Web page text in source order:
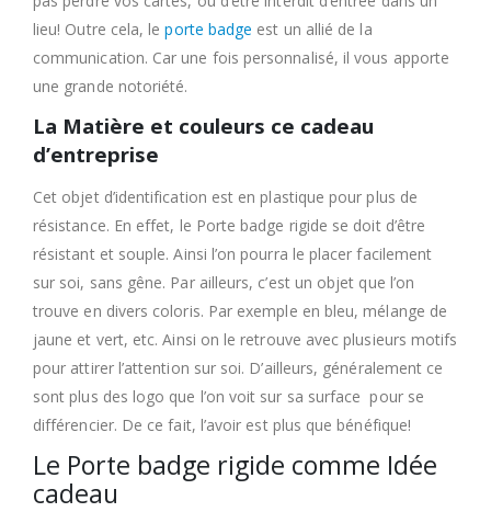
lieu! Outre cela, leporte badge est un allié de la
communication. Car une fois personnalisé, il vous apporte
une grande notoriété.
La Matière et couleurs ce cadeau
d’entreprise
Cet objet d’identification est en plastique pour plus de
résistance. En effet, le Porte badge rigide se doit d’être
résistant et souple. Ainsi l’on pourra le placer facilement
sur soi, sans gêne. Par ailleurs, c’est un objet que l’on
trouve en divers coloris. Par exemple en bleu, mélange de
jaune et vert, etc. Ainsi on le retrouve avec plusieurs motifs
pour attirer l’attention sur soi. D’ailleurs, généralement ce
sont plus des logo que l’on voit sur sa surface pour se
différencier. De ce fait, l’avoir est plus que bénéfique!
Le Porte badge rigide comme Idée
cadeau